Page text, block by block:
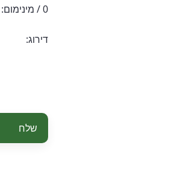
0 / מינימום: 70 מקסימום: 200 תווים
דירוג:
שלח